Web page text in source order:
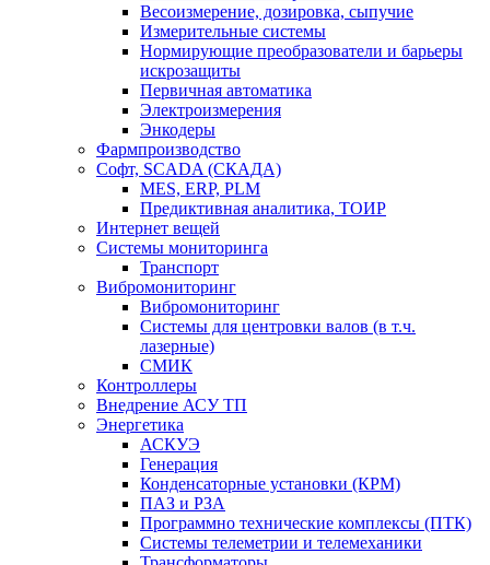
Весоизмерение, дозировка, сыпучие
Измерительные системы
Нормирующие преобразователи и барьеры
искрозащиты
Первичная автоматика
Электроизмерения
Энкодеры
Фармпроизводство
Софт, SCADA (СКАДА)
MES, ERP, PLM
Предиктивная аналитика, ТОИР
Интернет вещей
Системы мониторинга
Транспорт
Вибромониторинг
Вибромониторинг
Системы для центровки валов (в т.ч.
лазерные)
СМИК
Контроллеры
Внедрение АСУ ТП
Энергетика
АСКУЭ
Генерация
Конденсаторные установки (КРМ)
ПАЗ и РЗА
Программно технические комплексы (ПТК)
Системы телеметрии и телемеханики